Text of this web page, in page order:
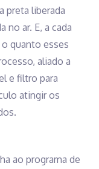
preta liberada
no ar. E, a cada
quanto esses
aliado a
e filtro para
atingir os
ao programa de